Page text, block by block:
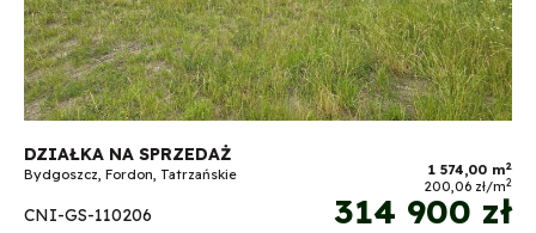
DZIAŁKA NA SPRZEDAŻ
Bydgoszcz, Fordon, Tatrzańskie 1 574,00 m2
200,06 zł/m2
CNI-GS-110206 314 900 zł